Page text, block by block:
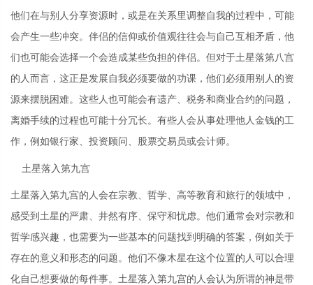
他们在与别人分享资源时，或是在关系里调整自我的过程中，可能
会产生一些冲突。伴侣的信仰或价值观往往会与自己互相矛盾，他
们也可能会选择一个会造成某些负担的伴侣。但对于土星落第八宫
的人而言，这正是发展自我必须要做的功课，他们必须用别人的资
源来摆脱困难。这些人也可能会有遗产、税务和商业合约的问题，
离婚手续的过程也可能十分冗长。有些人会从事处理他人金钱的工
作，例如银行家、投资顾问、股票交易员或会计师。
土星落入第九宫
土星落入第九宫的人会在宗教、哲学、高等教育和旅行的领域中，
感受到土星的严肃、井然有序、保守和忧虑。他们通常会对宗教和
哲学感兴趣，也需要为一些基本的问题找到明确的答案，例如关于
存在的意义和形态的问题。他们不像木星在这个位置的人可以合理
化自己想要做的每件事。土星落入第九宫的人会认为所谓的神是带